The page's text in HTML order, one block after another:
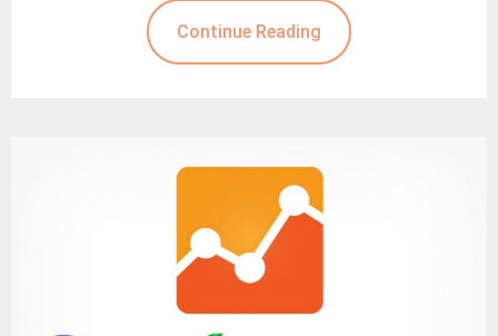
Continue Reading